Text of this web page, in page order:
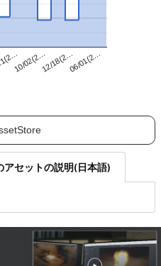
10/02(2…12/18(2…06/01(2…
アセットの説明(日本語)